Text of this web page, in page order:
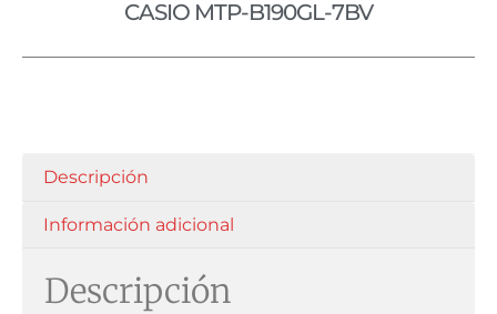
CASIO MTP-B190GL-7BV
Descripción
Información adicional
Descripción